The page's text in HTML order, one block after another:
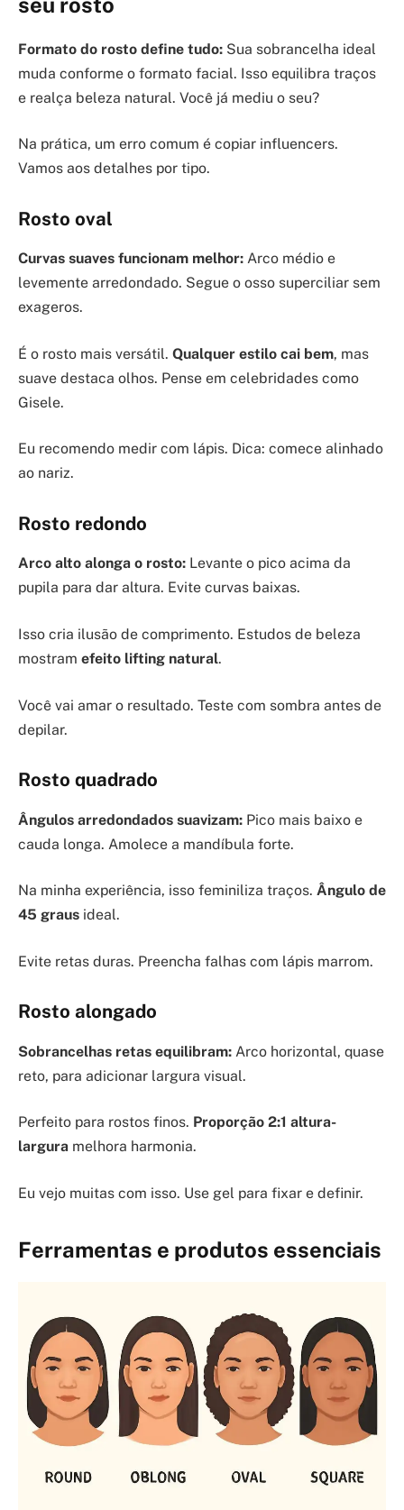
Formato do rosto define tudo: Sua sobrancelha ideal
muda conforme o formato facial. Isso equilibra traços
e realça beleza natural. Você já mediu o seu?
Na prática, um erro comum é copiar influencers.
Vamos aos detalhes por tipo.
Rosto oval
Curvas suaves funcionam melhor: Arco médio e
levemente arredondado. Segue o osso superciliar sem
exageros.
É o rosto mais versátil. Qualquer estilo cai bem, mas
suave destaca olhos. Pense em celebridades como
Gisele.
Eu recomendo medir com lápis. Dica: comece alinhado
ao nariz.
Rosto redondo
Arco alto alonga o rosto: Levante o pico acima da
pupila para dar altura. Evite curvas baixas.
Isso cria ilusão de comprimento. Estudos de beleza
mostram efeito lifting natural.
Você vai amar o resultado. Teste com sombra antes de
depilar.
Rosto quadrado
Ângulos arredondados suavizam: Pico mais baixo e
cauda longa. Amolece a mandíbula forte.
Na minha experiência, isso feminiliza traços. Ângulo de
45 graus ideal.
Evite retas duras. Preencha falhas com lápis marrom.
Rosto alongado
Sobrancelhas retas equilibram: Arco horizontal, quase
reto, para adicionar largura visual.
Perfeito para rostos finos. Proporção 2:1 altura-
largura melhora harmonia.
Eu vejo muitas com isso. Use gel para fixar e definir.
Ferramentas e produtos essenciais